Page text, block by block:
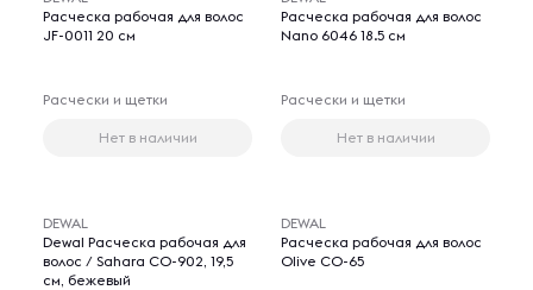
Расческа рабочая для волос
JF-0011 20 см
Расчески и щетки
Нет в наличии
Расческа рабочая для волос
Nano 6046 18.5 см
Расчески и щетки
Нет в наличии
DEWAL
Dewal Расческа рабочая для
волос / Sahara СО-902, 19,5
см, бежевый
DEWAL
Расческа рабочая для волос
Olive CO-65